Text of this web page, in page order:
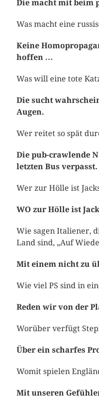
Die macht mit beim
Was macht eine
Keine
hoffen …
Was will eine tote
Die sucht
Augen.
Wer reitet so spät
Die pub-crawlende
letzten Bus verpasst.
Wer zur Hölle ist
WO zur Hölle ist
Wie sagen Italiener,
Land sind, „Auf
Mit einem nicht zu
Wie viel PS sind in
Reden wir von der
Worüber verfügt
Über ein scharfes
Womit spielen
Mit unseren